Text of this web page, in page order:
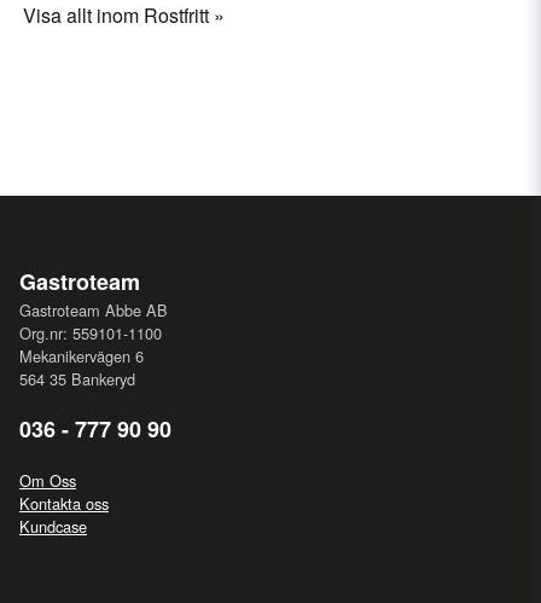
Visa allt inom Rostfritt »
Gastroteam
Gastroteam Abbe AB
Org.nr: 559101-1100
Mekanikervägen 6
564 35 Bankeryd
036 - 777 90 90
Om Oss
Kontakta oss
Kundcase